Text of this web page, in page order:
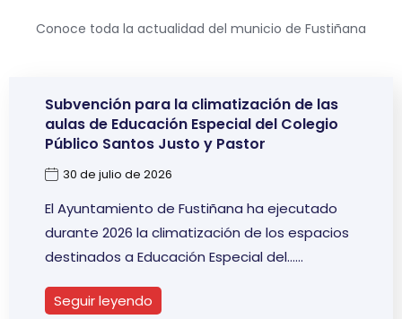
Conoce toda la actualidad del municio de Fustiñana
Subvención para la climatización de las
aulas de Educación Especial del Colegio
Público Santos Justo y Pastor
30 de julio de 2026
El Ayuntamiento de Fustiñana ha ejecutado
durante 2026 la climatización de los espacios
destinados a Educación Especial del…
Seguir leyendo